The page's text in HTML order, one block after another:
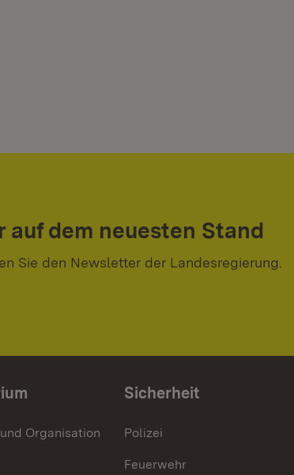
auf dem neuesten Stand
Sie den Newsletter der Landesregierung.
Organisation
Sicherheit
Polizei
Feuerwehr